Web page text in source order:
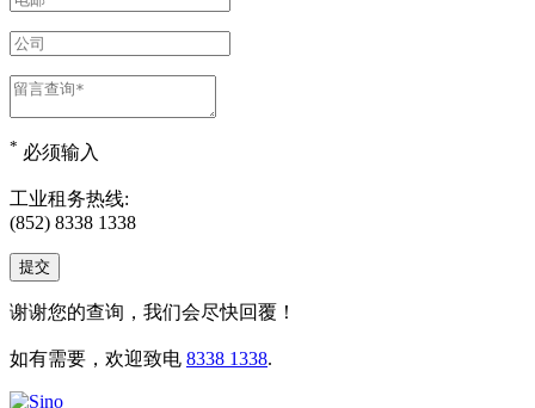
* 必须输入
工业租务热线:
(852) 8338 1338
谢谢您的查询，我们会尽快回覆！
如有需要，欢迎致电 8338 1338.